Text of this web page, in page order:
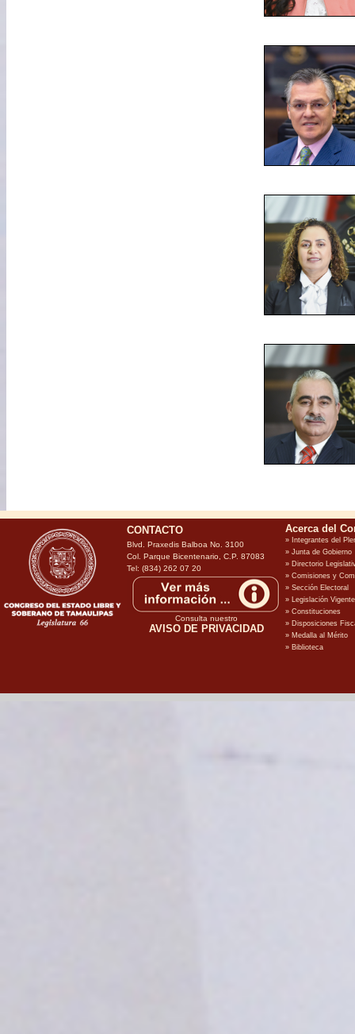
CONTACTO
Blvd. Praxedis Balboa No. 3100
Col. Parque Bicentenario, C.P. 87083
Tel: (834) 262 07 20
Consulta nuestro
AVISO DE PRIVACIDAD